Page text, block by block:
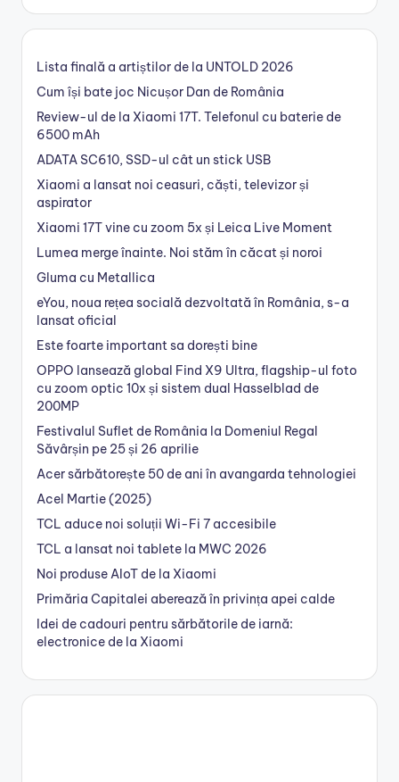
Lista finală a artiștilor de la UNTOLD 2026
Cum își bate joc Nicușor Dan de România
Review-ul de la Xiaomi 17T. Telefonul cu baterie de
6500 mAh
ADATA SC610, SSD-ul cât un stick USB
Xiaomi a lansat noi ceasuri, căști, televizor și
aspirator
Xiaomi 17T vine cu zoom 5x și Leica Live Moment
Lumea merge înainte. Noi stăm în căcat și noroi
Gluma cu Metallica
eYou, noua rețea socială dezvoltată în România, s-a
lansat oficial
Este foarte important sa dorești bine
OPPO lansează global Find X9 Ultra, flagship-ul foto
cu zoom optic 10x și sistem dual Hasselblad de
200MP
Festivalul Suflet de România la Domeniul Regal
Săvârșin pe 25 și 26 aprilie
Acer sărbătorește 50 de ani în avangarda tehnologiei
Acel Martie (2025)
TCL aduce noi soluții Wi-Fi 7 accesibile
TCL a lansat noi tablete la MWC 2026
Noi produse AIoT de la Xiaomi
Primăria Capitalei aberează în privința apei calde
Idei de cadouri pentru sărbătorile de iarnă:
electronice de la Xiaomi